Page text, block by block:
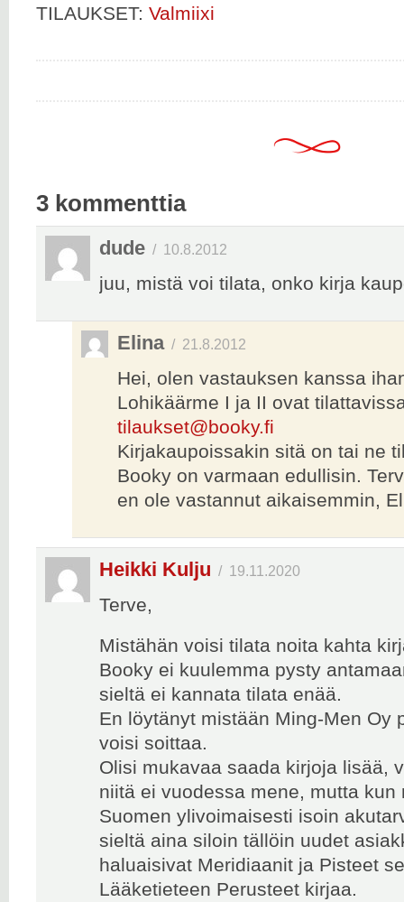
TILAUKSET: Valmiixi
3 kommenttia
dude / 10.8.2012
juu, mistä voi tilata, onko kirja
Elina/ 21.8.2012
Hei, olen vastauksen kanssa
Lohikäärme I ja II ovat
tilaukset@booky.fi
Kirjakaupoissakin sitä on tai ne
Booky on varmaan edullisin.
en ole vastannut aikaisemmin,
Heikki Kulju / 19.11.2020
Terve,
Mistähän voisi tilata noita kahta
Booky ei kuulemma pysty
sieltä ei kannata tilata enää.
En löytänyt mistään Ming-Men Oy
voisi soittaa.
Olisi mukavaa saada kirjoja lisää,
niitä ei vuodessa mene, mutta kun
Suomen ylivoimaisesti isoin
sieltä aina siloin tällöin uudet
haluaisivat Meridiaanit ja Pisteet
Lääketieteen Perusteet kirjaa.